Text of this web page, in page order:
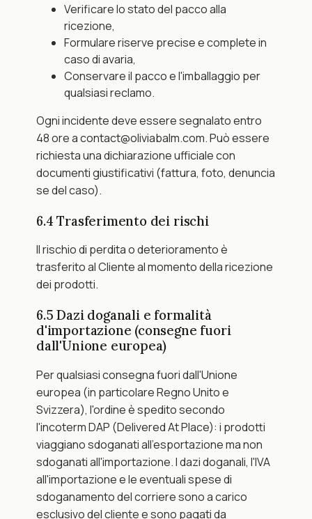
Verificare lo stato del pacco alla
ricezione,
Formulare riserve precise e complete in
caso di avaria,
Conservare il pacco e l'imballaggio per
qualsiasi reclamo.
Ogni incidente deve essere segnalato entro
48 ore a contact@oliviabalm.com. Può essere
richiesta una dichiarazione ufficiale con
documenti giustificativi (fattura, foto, denuncia
se del caso).
6.4 Trasferimento dei rischi
Il rischio di perdita o deterioramento è
trasferito al Cliente al momento della ricezione
dei prodotti.
6.5 Dazi doganali e formalità
d'importazione (consegne fuori
dall'Unione europea)
Per qualsiasi consegna fuori dall'Unione
europea (in particolare Regno Unito e
Svizzera), l'ordine è spedito secondo
l'incoterm DAP (Delivered At Place): i prodotti
viaggiano sdoganati all'esportazione ma non
sdoganati all'importazione. I dazi doganali, l'IVA
all'importazione e le eventuali spese di
sdoganamento del corriere sono a carico
esclusivo del cliente e sono pagati da